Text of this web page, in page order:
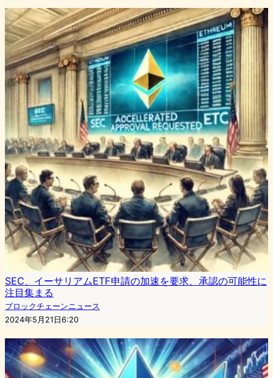
SEC、イーサリアムETF申請の加速を要求、承認の可能性に
注目集まる
ブロックチェーンニュース
2024年5月21日6:20